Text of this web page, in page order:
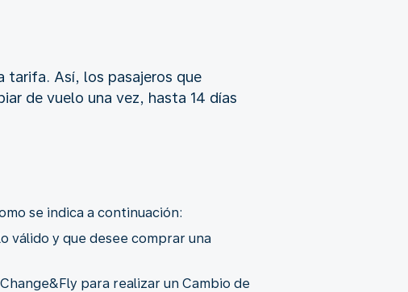
tarifa. Así, los pasajeros que
de vuelo una vez, hasta 14 días
se indica a continuación:
válido y que desee comprar una
para realizar un Cambio de